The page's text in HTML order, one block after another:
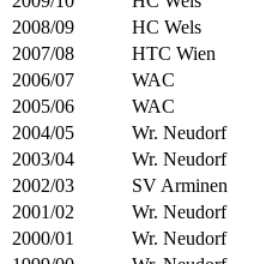
2008/09
HC Wels
2007/08
HTC Wien
2006/07
WAC
2005/06
WAC
2004/05
Wr. Neudorf
2003/04
Wr. Neudorf
2002/03
SV Arminen
2001/02
Wr. Neudorf
2000/01
Wr. Neudorf